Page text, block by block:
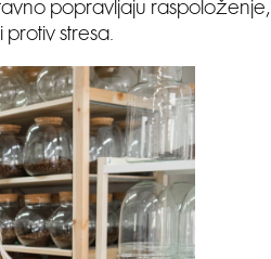
popravljaju raspoloženje,
stresa.